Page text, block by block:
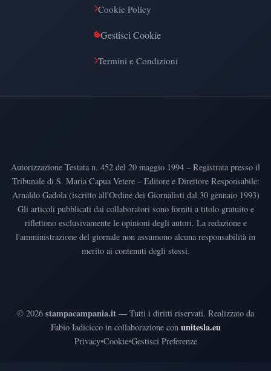
Cookie Policy
Gestisci Cookie
Termini e Condizioni
Autorizzazione Testata n. 452 del 20 maggio 1994 – Registrata presso il
Tribunale di S. Maria Capua Vetere – Editore e Direttore Responsabile:
Arnaldo Gadola (iscritto all'Ordine dei Giornalisti dal 30 gennaio 1993)
Gli articoli pubblicati dai collaboratori sono forniti a titolo gratuito e
riflettono esclusivamente le opinioni degli autori. La redazione e
l'amministrazione del giornale non assumono alcuna responsabilità in
merito ai contenuti degli stessi.
© 2026 stampacampania.it —Tutti i diritti riservati. Realizzato da
Fabio Iadicicco in collaborazione con unitesla.eu
Privacy•Cookie•Gestisci Preferenze